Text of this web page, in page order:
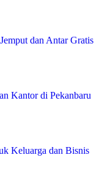
dan Antar Gratis
Kantor di Pekanbaru
Keluarga dan Bisnis